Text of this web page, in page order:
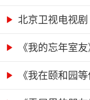
北京卫视电视
牌...《我的忘年室
《我在颐和园